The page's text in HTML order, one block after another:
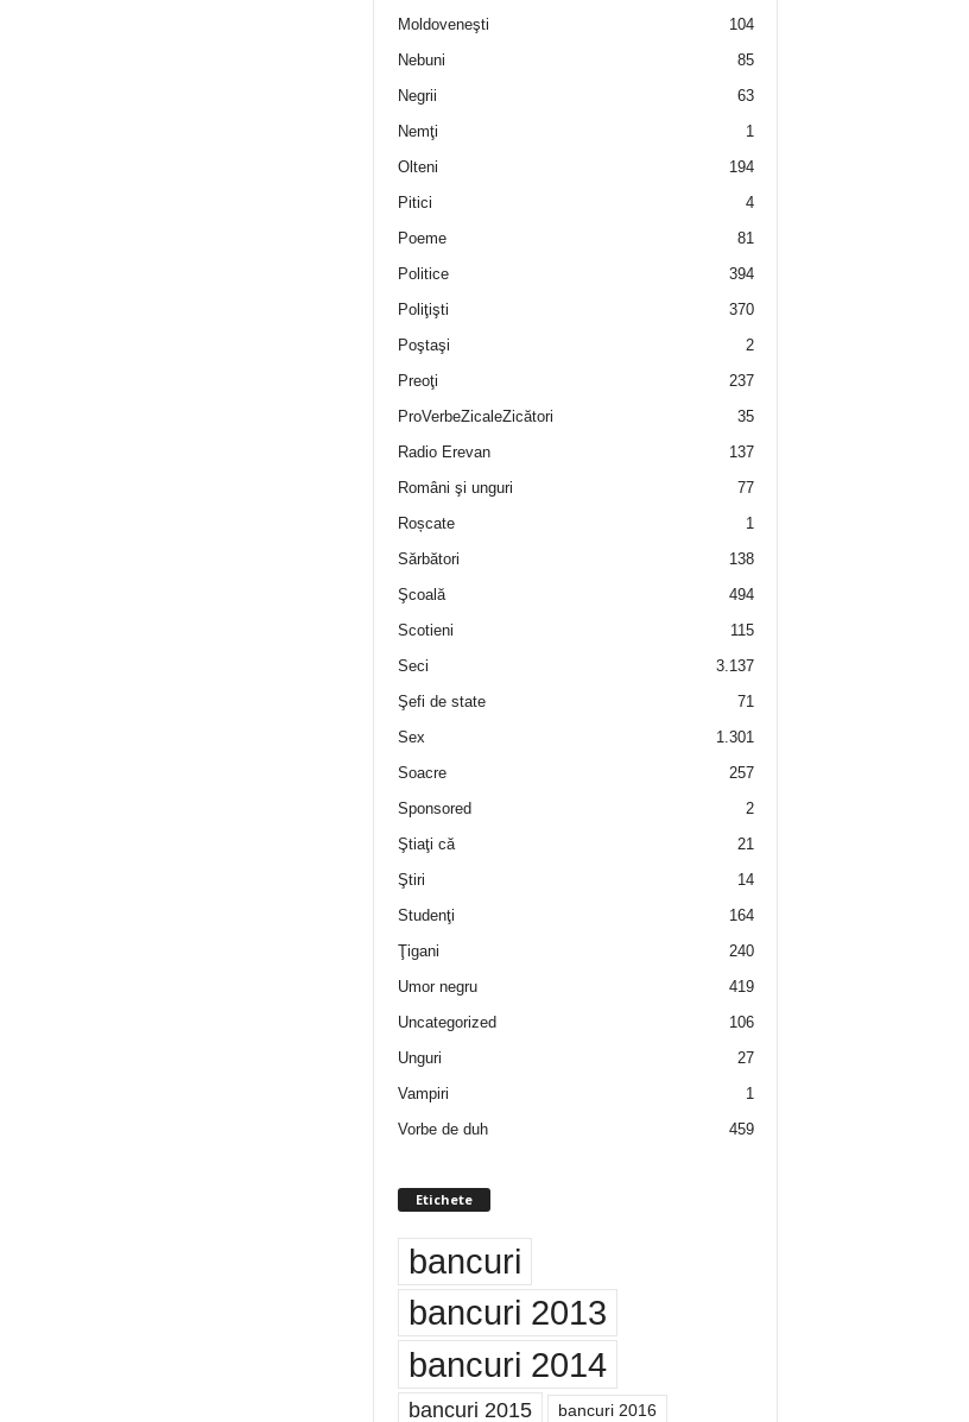
Moldoveneşti
104
Nebuni
85
Negrii
63
Nemţi
1
Olteni
194
Pitici
4
Poeme
81
Politice
394
Poliţişti
370
Poştaşi
2
Preoţi
237
ProVerbeZicaleZicători
35
Radio Erevan
137
Români şi unguri
77
Roșcate
1
Sărbători
138
Şcoală
494
Scotieni
115
Seci
3.137
Şefi de state
71
Sex
1.301
Soacre
257
Sponsored
2
Ştiaţi că
21
Ştiri
14
Studenţi
164
Ţigani
240
Umor negru
419
Uncategorized
106
Unguri
27
Vampiri
1
Vorbe de duh
459
Etichete
bancuri
bancuri 2013
bancuri 2014
bancuri 2015 bancuri 2016